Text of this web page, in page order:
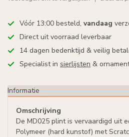
Vóór 13:00 besteld, vandaag
Direct uit voorraad leverbaar
14 dagen bedenktijd & veilig
Specialist in sierlijsten &
Informatie
Omschrijving
De MD025 plint is vervaardigd uit
Polymeer (hard kunstof) met